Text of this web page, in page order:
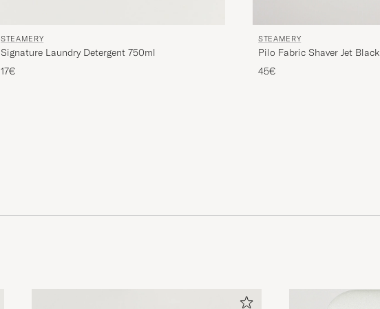
STEAMERY
Signature Laundry Detergent 750ml
17€
STEAMERY
Pilo Fabric Shaver Jet Black
45€